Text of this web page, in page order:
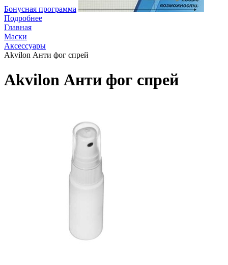
Бонусная программа
Подробнее
Главная
Маски
Аксессуары
Akvilon Анти фог спрей
Akvilon Анти фог спрей